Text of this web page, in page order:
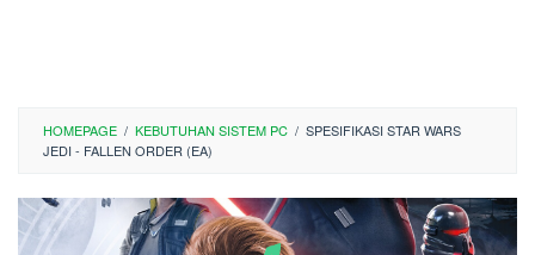
HOMEPAGE / KEBUTUHAN SISTEM PC / SPESIFIKASI STAR WARS
JEDI - FALLEN ORDER (EA)